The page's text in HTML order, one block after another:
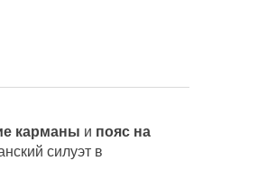
карманы и пояс на
силуэт в